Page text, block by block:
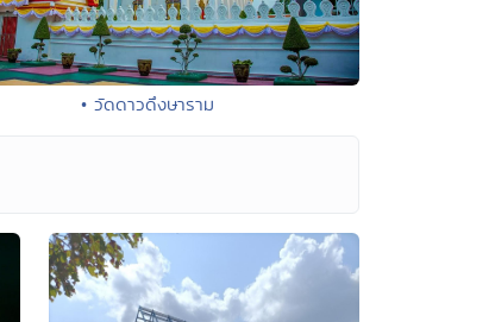
• วัดดาวดึงษาราม